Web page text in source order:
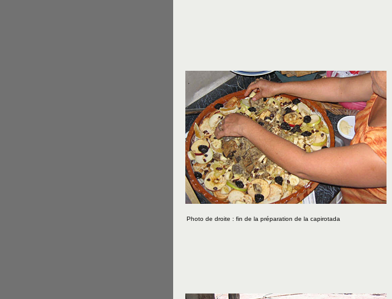
Photo de droite : fin de la préparation de la capirotada